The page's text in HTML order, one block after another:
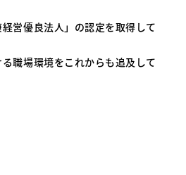
営優良法人」の認定を取得して
職場環境をこれからも追及して